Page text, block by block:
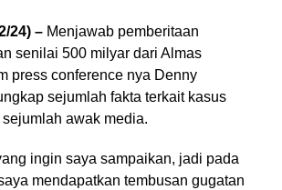
24) –Menjawab pemberitaan
senilai 500 milyar dari Almas
press conference nya Denny
sejumlah fakta terkait kasus
awak media.
ingin saya sampaikan, jadi pada
mendapatkan tembusan gugatan